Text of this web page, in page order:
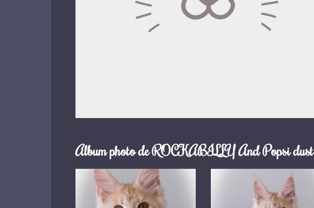
Album photo de ROCKABILLY And Popsi dust